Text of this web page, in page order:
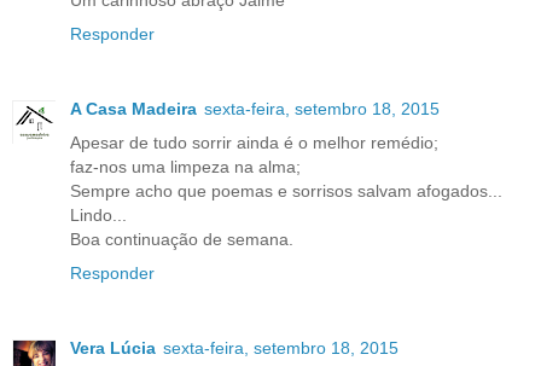
Responder
A Casa Madeira sexta-feira, setembro 18, 2015
Apesar de tudo sorrir ainda é o melhor remédio;
faz-nos uma limpeza na alma;
Sempre acho que poemas e sorrisos salvam afogados...
Lindo...
Boa continuação de semana.
Responder
Vera Lúcia sexta-feira, setembro 18, 2015